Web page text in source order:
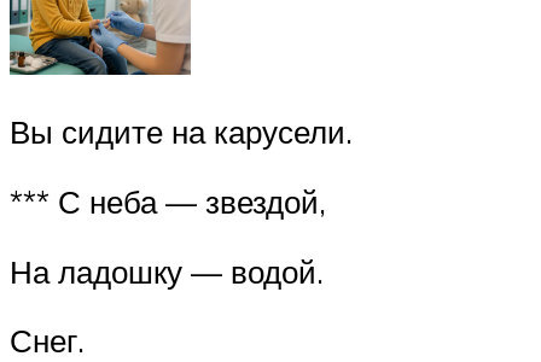
Вы сидите на карусели.
*** С неба — звездой,
На ладошку — водой.
Снег.